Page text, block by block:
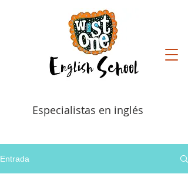
Especialistas en inglés
Entrada